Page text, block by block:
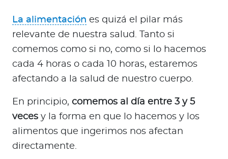
La alimentación es quizá el pilar más
relevante de nuestra salud. Tanto si
comemos como si no, como si lo hacemos
cada 4 horas o cada 10 horas, estaremos
afectando a la salud de nuestro cuerpo.
En principio, comemos al día entre 3 y 5
veces y la forma en que lo hacemos y los
alimentos que ingerimos nos afectan
directamente.